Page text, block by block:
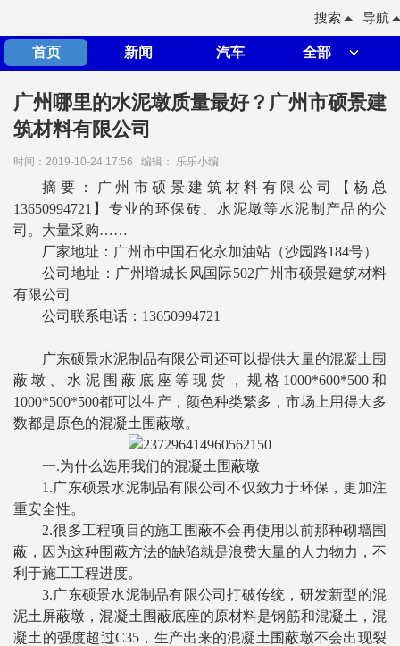
导航
搜索
首页 新闻 汽车 全部
广州哪里的水泥墩质量最好？广州市硕景建
筑材料有限公司
时间：2019-10-24 17:56 编辑： 乐乐小编
摘要：广州市硕景建筑材料有限公司【杨总
13650994721】专业的环保砖、水泥墩等水泥制产品的公
司。大量采购……
厂家地址：广州市中国石化永加油站（沙园路184号）
公司地址：广州增城长风国际502广州市硕景建筑材料
有限公司
公司联系电话：13650994721
广东硕景水泥制品有限公司还可以提供大量的混凝土围
蔽墩、水泥围蔽底座等现货，规格1000*600*500和
1000*500*500都可以生产，颜色种类繁多，市场上用得大多
数都是原色的混凝土围蔽墩。
一.为什么选用我们的混凝土围蔽墩
1.广东硕景水泥制品有限公司不仅致力于环保，更加注
重安全性。
2.很多工程项目的施工围蔽不会再使用以前那种砌墙围
蔽，因为这种围蔽方法的缺陷就是浪费大量的人力物力，不
利于施工工程进度。
3.广东硕景水泥制品有限公司打破传统，研发新型的混
泥土屏蔽墩，混凝土围蔽底座的原材料是钢筋和混凝土，混
凝土的强度超过C35，生产出来的混凝土围蔽墩不会出现裂